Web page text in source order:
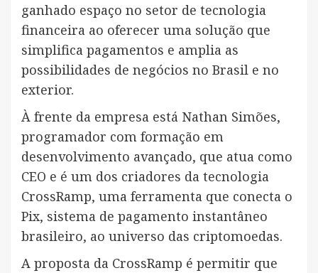
ganhado espaço no setor de tecnologia
financeira ao oferecer uma solução que
simplifica pagamentos e amplia as
possibilidades de negócios no Brasil e no
exterior.
À frente da empresa está Nathan Simões,
programador com formação em
desenvolvimento avançado, que atua como
CEO e é um dos criadores da tecnologia
CrossRamp, uma ferramenta que conecta o
Pix, sistema de pagamento instantâneo
brasileiro, ao universo das criptomoedas.
A proposta da CrossRamp é permitir que